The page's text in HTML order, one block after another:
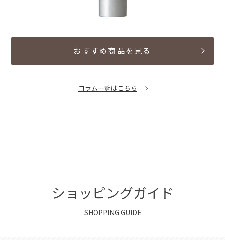
おすすめ商品を見る
コラム一覧はこちら
ショッピングガイド
SHOPPING GUIDE